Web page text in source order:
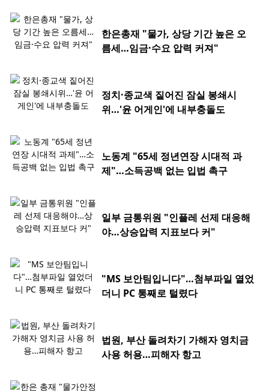
한은총재 "물가, 상당 기간 높은 오
름세…임금·수요 압력 커져"
정치·종교색 짙어진 잠실 봉쇄시
위…'윤 어게인'에 내부충돌도
노동계 "65세 정년연장 시대적 과
제"…소득공백 없는 입법 촉구
일부 금통위원 "인플레 선제 대응해
야…상승압력 지표보다 커"
"MS 보안팀입니다"…첨부파일 열었
더니 PC 통째로 털렸다
법원, 부산 돌려차기 가해자 영치금
사용 허용…피해자 항고